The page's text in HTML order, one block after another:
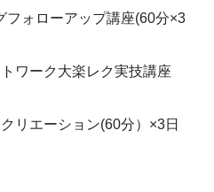
フォローアップ講座(60分×3
ワーク大楽レク実技講座
リエーション(60分）×3日